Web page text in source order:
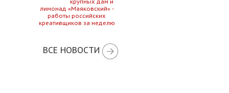
крупных дам и
лимонад «Маяковский» -
работы российских
креативщиков за неделю
ВСЕ НОВОСТИ